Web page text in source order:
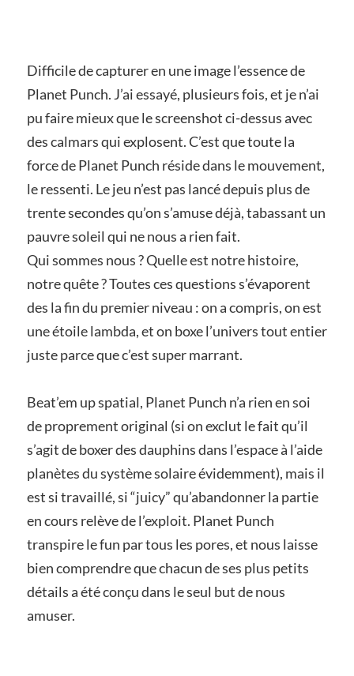
Difficile de capturer en une image l’essence de
Planet Punch. J’ai essayé, plusieurs fois, et je n’ai
pu faire mieux que le screenshot ci-dessus avec
des calmars qui explosent. C’est que toute la
force de Planet Punch réside dans le mouvement,
le ressenti. Le jeu n’est pas lancé depuis plus de
trente secondes qu’on s’amuse déjà, tabassant un
pauvre soleil qui ne nous a rien fait.
Qui sommes nous ? Quelle est notre histoire,
notre quête ? Toutes ces questions s’évaporent
des la fin du premier niveau : on a compris, on est
une étoile lambda, et on boxe l’univers tout entier
juste parce que c’est super marrant.
Beat’em up spatial, Planet Punch n’a rien en soi
de proprement original (si on exclut le fait qu’il
s’agit de boxer des dauphins dans l’espace à l’aide
planètes du système solaire évidemment), mais il
est si travaillé, si “juicy” qu’abandonner la partie
en cours relève de l’exploit. Planet Punch
transpire le fun par tous les pores, et nous laisse
bien comprendre que chacun de ses plus petits
détails a été conçu dans le seul but de nous
amuser.